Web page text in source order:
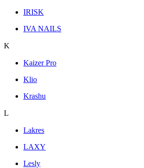
IRISK
IVA NAILS
K
Kaizer Pro
Klio
Krashu
L
Lakres
LAXY
Lesly